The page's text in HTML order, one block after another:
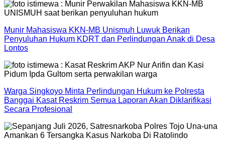
Munir Mahasiswa KKN-MB Unismuh Luwuk Berikan
Penyuluhan Hukum KDRT dan Perlindungan Anak di Desa
Lontos
Warga Singkoyo Minta Perlindungan Hukum ke Polresta
Banggai Kasat Reskrim Semua Laporan Akan Diklarifikasi
Secara Profesional